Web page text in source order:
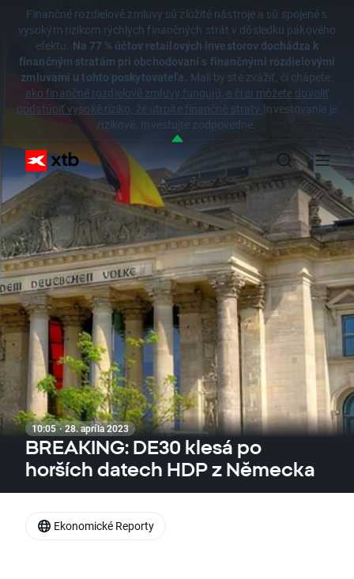
Finančné rozdielové zmluvy sú zložité nástroje a sú spojené s
vysokým rizikom rýchlych finančných strát v dôsledku pákového
efektu. Na 77 % účtov retailových investorov dochádza k
finančným stratám pri obchodovaní s finančnými rozdielovými
zmluvami u tohto poskytovateľa. Mali by ste zvážiť, či chápete,
ako finančné rozdielové zmluvy fungujú, a či si môžete dovoliť
podstúpiť vysoké riziko, že utrpíte finančné straty.Investovanie je
rizikové. Investujte zodpovedne.
10:05 · 28. apríla 2023
BREAKING: DE30 klesá po
horších datech HDP z Německa
Ekonomické Reporty